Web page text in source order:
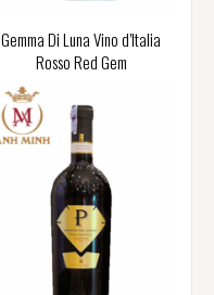
Gemma Di Luna Vino d’Italia
Rosso Red Gem